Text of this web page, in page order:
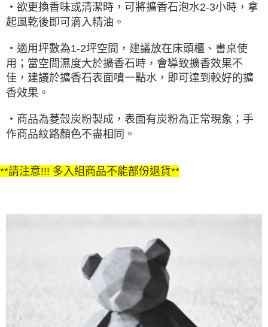
・欲更換香味或清潔時，可將擴香石泡水2-3小時，拿
起風乾後即可滴入精油。
・適用坪數為1-2坪空間，建議放在床頭櫃、書桌使
用；當空間濕度大於擴香石時，會導致擴香效果不
佳，建議於擴香石表面噴一點水，即可達到較好的擴
香效果。
・商品為菱殼炭粉製成，表面有炭粉為正常現象；手
作商品紋路顏色不盡相同。
**請注意!!! 多入組商品不能部份退貨**